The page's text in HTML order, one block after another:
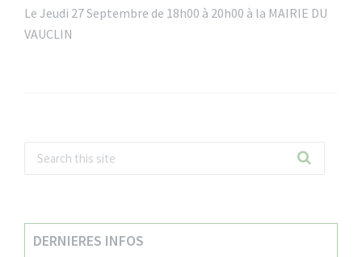
Le Jeudi 27 Septembre de 18h00 à 20h00 à la MAIRIE DU
VAUCLIN
DERNIERES INFOS